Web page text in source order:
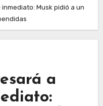
Musk pidió a un
a